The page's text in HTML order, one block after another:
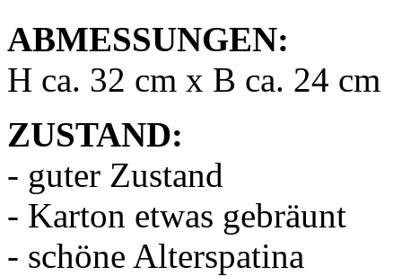
ABMESSUNGEN:
H ca. 32 cm x B ca. 24 cm
ZUSTAND:
- guter Zustand
- Karton etwas gebräunt
- schöne Alterspatina